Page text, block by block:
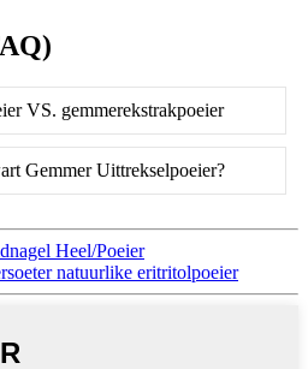
VS. gemmerekstrakpoeier
Gemmer Uittrekselpoeier?
Heel/Poeier
natuurlike eritritolpoeier